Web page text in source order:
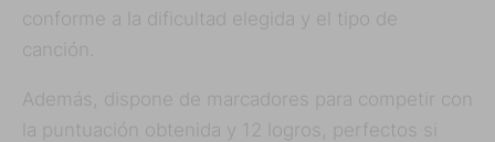
conforme a la dificultad elegida y el tipo de
canción.
Además, dispone de marcadores para competir con
la puntuación obtenida y 12 logros, perfectos si